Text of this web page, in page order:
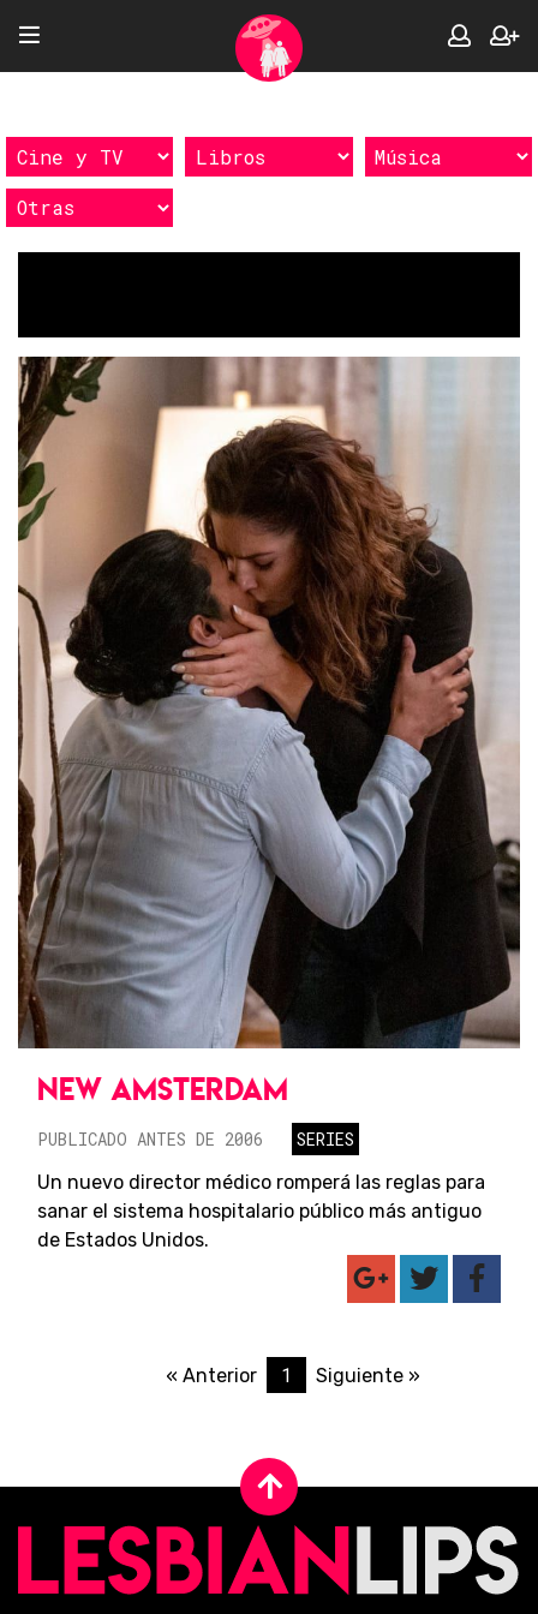
NEW AMSTERDAM
PUBLICADO ANTES DE 2006
SERIES
Un nuevo director médico romperá las reglas para
sanar el sistema hospitalario público más antiguo
de Estados Unidos.
« Anterior 1 Siguiente »